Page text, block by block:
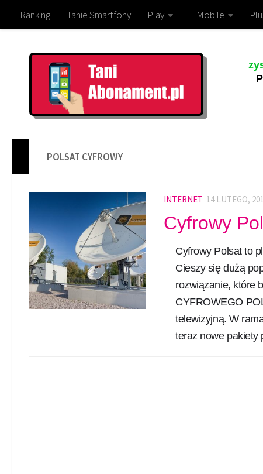
Ranking Tanie Smartfony Play T Mobile
POLSAT CYFROWY
INTERNET 14 LUTEGO,
Cyfrowy
Cyfrowy Polsat to
Cieszy się dużą
rozwiązanie,
CYFROWEGO
telewizyjną. W
teraz nowe pakiety